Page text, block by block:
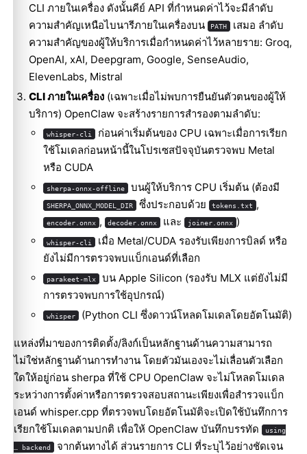
CLI ภายในเครื่อง ดังนั้นคีย์ API ที่กำหนดค่าไว้จะมีลำดับ
ความสำคัญเหนือไบนารีภายในเครื่องบน
PATH
เสมอ ลำดับ
ความสำคัญของผู้ให้บริการเมื่อกำหนดค่าไว้หลายราย: Groq,
OpenAI, xAI, Deepgram, Google, SenseAudio,
ElevenLabs, Mistral
CLI ภายในเครื่อง(เฉพาะเมื่อไม่พบการยืนยันตัวตนของผู้ให้
บริการ) OpenClaw จะสร้างรายการสำรองตามลำดับ:
whisper-cli ก่อนค่าเริ่มต้นของ CPU เฉพาะเมื่อการเรียก
ใช้โมเดลก่อนหน้านี้ในโปรเซสปัจจุบันตรวจพบ Metal
หรือ CUDA
sherpa-onnx-offline บนผู้ให้บริการ CPU เริ่มต้น (ต้องมี
SHERPA_ONNX_MODEL_DIR ซึ่งประกอบด้วย tokens.txt ,
encoder.onnx , decoder.onnx และ joiner.onnx )
whisper-cli เมื่อ Metal/CUDA รองรับเพียงการบิลด์ หรือ
ยังไม่มีการตรวจพบแบ็กเอนด์ที่เลือก
parakeet-mlx บน Apple Silicon (รองรับ MLX แต่ยังไม่มี
การตรวจพบการใช้อุปกรณ์)
whisper (Python CLI ซึ่งดาวน์โหลดโมเดลโดยอัตโนมัติ)
แหล่งที่มาของการติดตั้ง/ลิงก์เป็นหลักฐานด้านความสามารถ
ไม่ใช่หลักฐานด้านการทำงาน โดยตัวมันเองจะไม่เลื่อนตัวเลือก
ใดให้อยู่ก่อน sherpa ที่ใช้ CPU OpenClaw จะไม่โหลดโมเดล
ระหว่างการตั้งค่าหรือการตรวจสอบสถานะเพียงเพื่อสำรวจแบ็ก
เอนด์ whisper.cpp ที่ตรวจพบโดยอัตโนมัติจะเปิดใช้บันทึกการ
เรียกใช้โมเดลตามปกติ เพื่อให้ OpenClaw บันทึกบรรทัด
using
… backend จากต้นทางได้ ส่วนรายการ CLI ที่ระบุไว้อย่างชัดเจน